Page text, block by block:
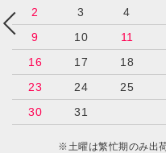
2
3 4
9
10 11
16
17 18
23
24 25
30
31
※土曜は繁忙期のみ出